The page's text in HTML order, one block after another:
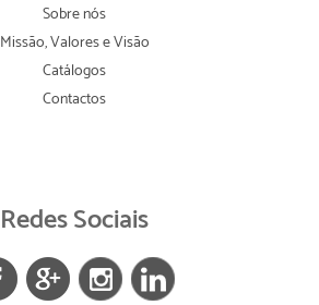
Sobre nós
Missão, Valores e Visão
Catálogos
Contactos
Redes Sociais